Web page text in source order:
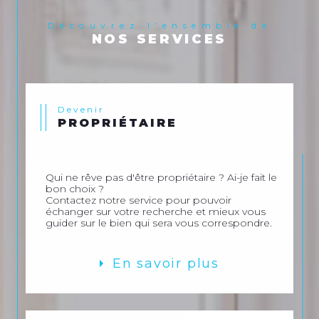
Découvrez l'ensemble de
NOS SERVICES
Devenir
PROPRIÉTAIRE
Qui ne rêve pas d'être propriétaire ? Ai-je fait le
bon choix ?
Contactez notre service pour pouvoir
échanger sur votre recherche et mieux vous
guider sur le bien qui sera vous correspondre.
En savoir plus